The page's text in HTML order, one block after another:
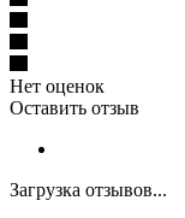
Нет оценок
Оставить отзыв
Загрузка отзывов...